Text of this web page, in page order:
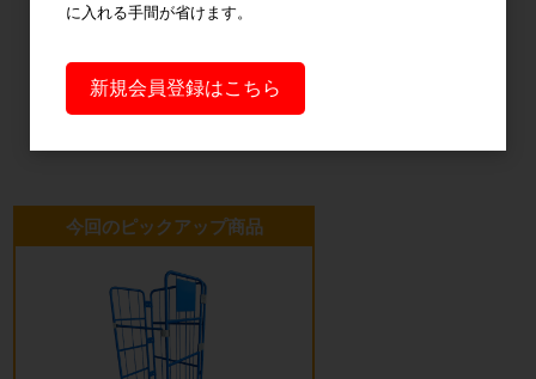
オフィス用
今回のピックアップ商品
に入れる手間が省けます。
新規会員登録はこちら